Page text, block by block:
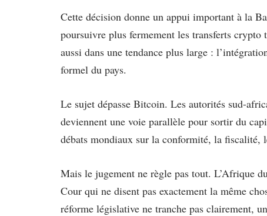
Cette décision donne un appui important à la
poursuivre plus fermement les transferts
aussi dans une tendance plus large :
formel du pays.
Le sujet dépasse Bitcoin. Les autorités sud-
deviennent une voie parallèle pour sortir du
débats mondiaux sur la conformité, la fiscalité,
Mais le jugement ne règle pas tout. L’Afrique
Cour qui ne disent pas exactement la même
réforme législative ne tranche pas clairement,